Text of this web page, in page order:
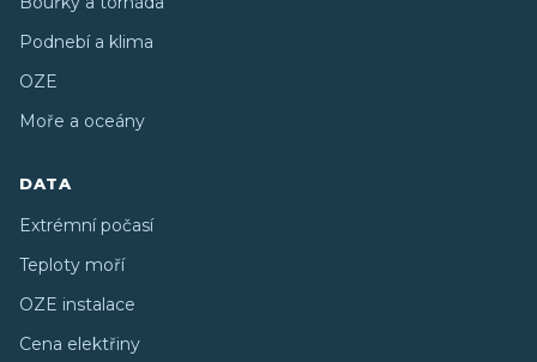
Podnebí a klima
OZE
Moře a oceány
DATA
Extrémní počasí
Teploty moří
OZE instalace
Cena elektřiny